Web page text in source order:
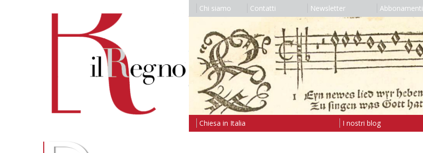
Chi siamo Contatti Newsletter Abbonamenti
Chiesa in Italia I nostri blog